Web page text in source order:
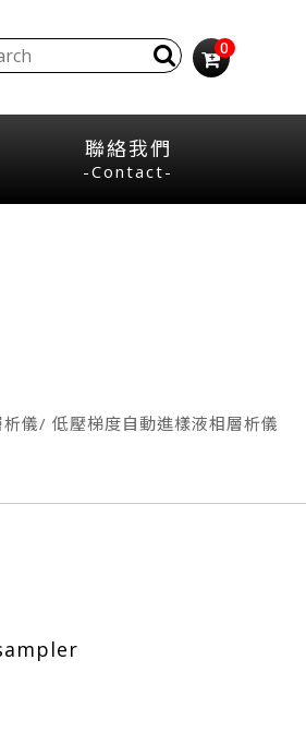
0
聯絡我們
-Contact-
儀 低壓梯度自動進樣液相層析儀